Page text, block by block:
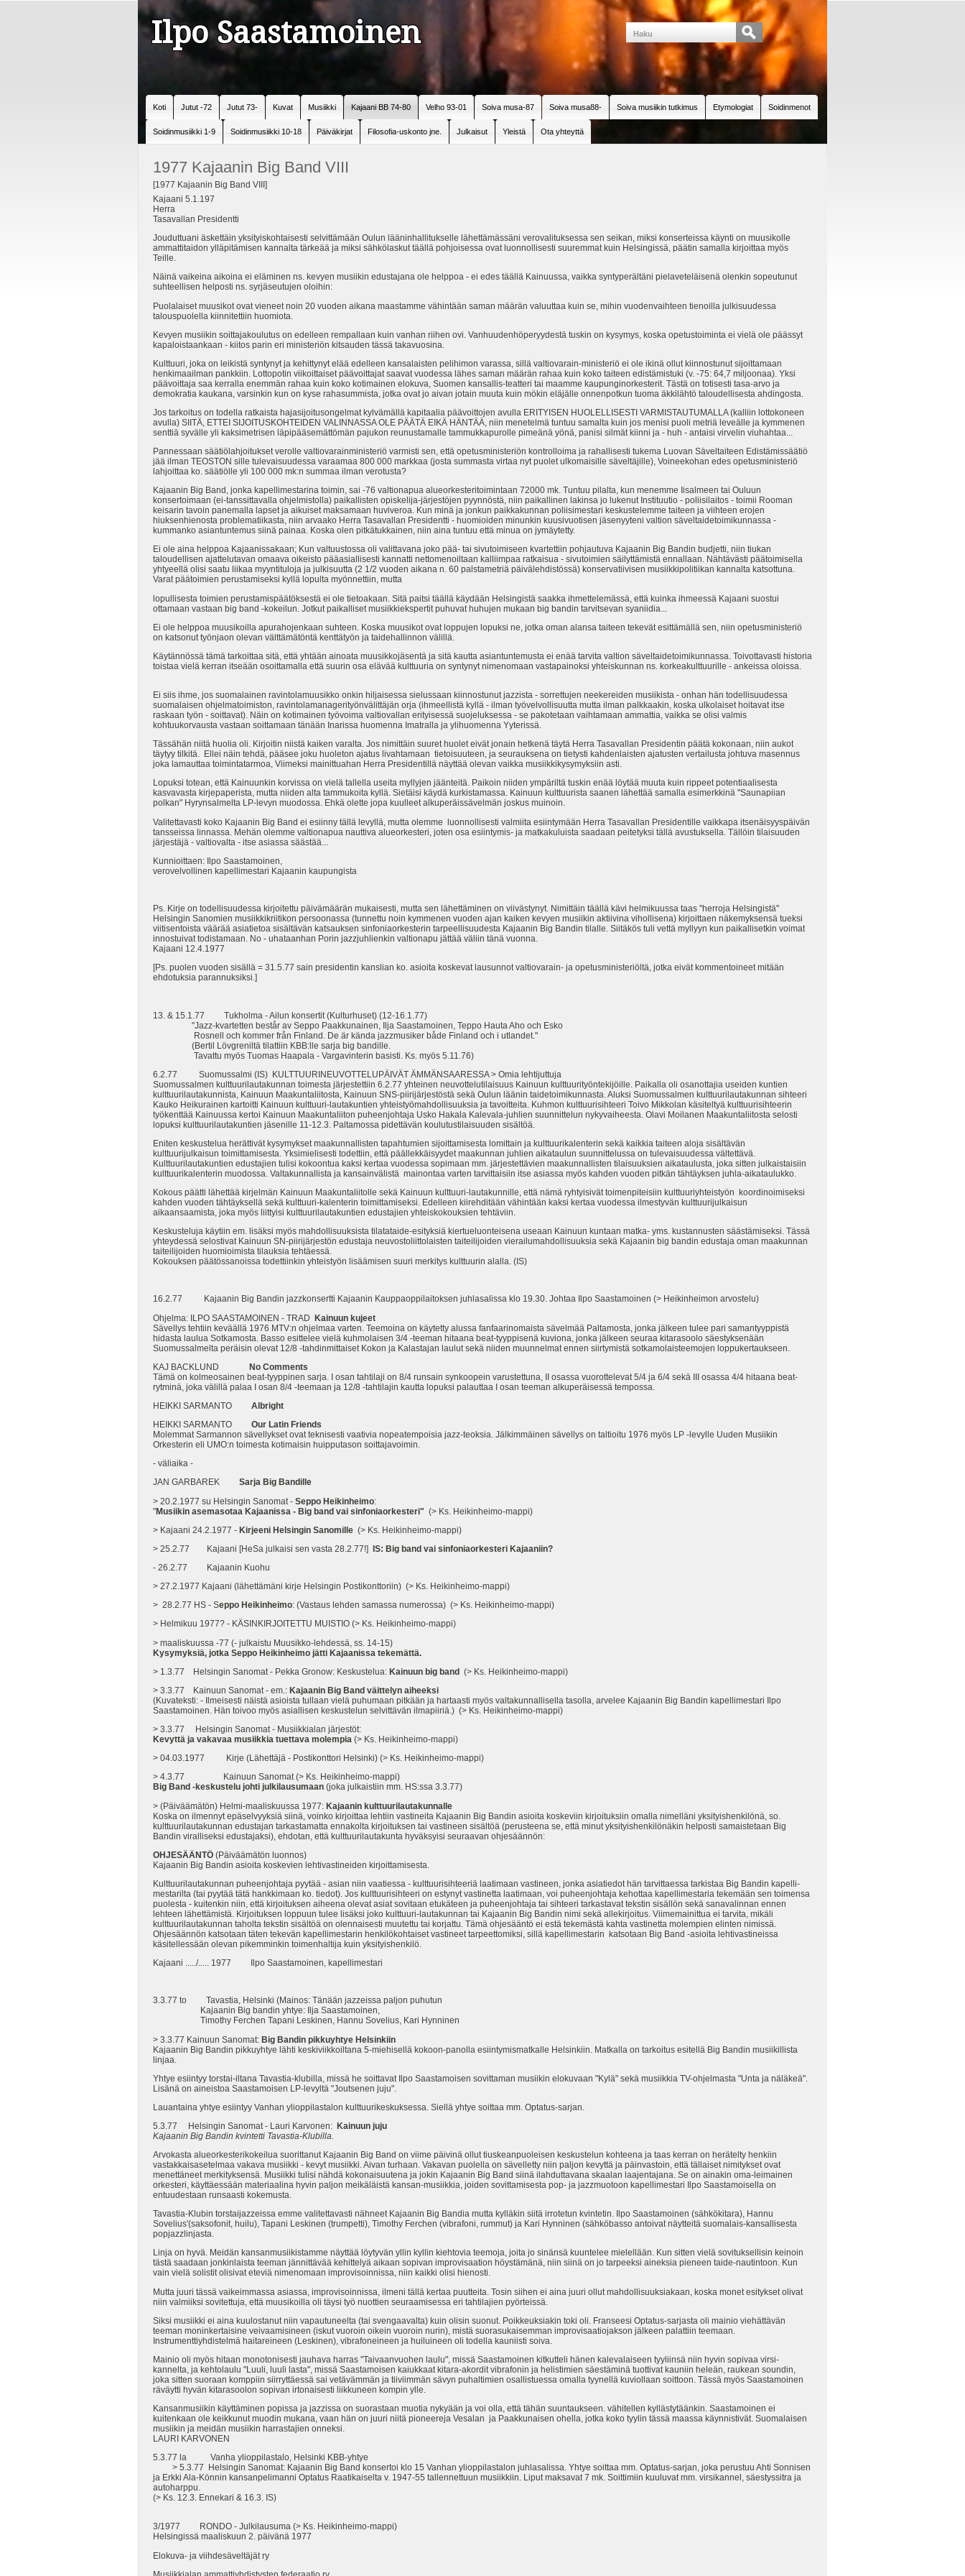
Ilpo Saastamoinen
Koti Jutut -72 Jutut 73- Kuvat Musiikki Kajaani BB 74-80 Velho 93-01 Soiva musa-87 Soiva musa88- Soiva musiikin tutkimus Etymologiat Soidinmenot
Soidinmusiikki 1-9 Soidinmusiikki 10-18 Päiväkirjat Filosofia-uskonto jne. Julkaisut Yleistä Ota yhteyttä
1977 Kajaanin Big Band VIII
[1977 Kajaanin Big Band VIII]
Kajaani 5.1.197
Herra
Tasavallan Presidentti
Jouduttuani äskettäin yksityiskohtaisesti selvittämään Oulun lääninhallitukselle lähettämässäni verovalituksessa sen seikan, miksi konserteissa käynti on muusikolle
ammattitaidon ylläpitämisen kannalta tärkeää ja miksi sähkölaskut täällä pohjoisessa ovat luonnollisesti suuremmat kuin Helsingissä, päätin samalla kirjoittaa myös
Teille.
Näinä vaikeina aikoina ei eläminen ns. kevyen musiikin edustajana ole helppoa - ei edes täällä Kainuussa, vaikka syntyperältäni pielaveteläisenä olenkin sopeutunut
suhteellisen helposti ns. syrjäseutujen oloihin:
Puolalaiset muusikot ovat vieneet noin 20 vuoden aikana maastamme vähintään saman määrän valuuttaa kuin se, mihin vuodenvaihteen tienoilla julkisuudessa
talouspuolella kiinnitettiin huomiota.
Kevyen musiikin soittajakoulutus on edelleen rempallaan kuin vanhan riihen ovi. Vanhuudenhöperyydestä tuskin on kysymys, koska opetustoiminta ei vielä ole päässyt
kapaloistaankaan - kiitos parin eri ministeriön kitsauden tässä takavuosina.
Kulttuuri, joka on leikistä syntynyt ja kehittynyt elää edelleen kansalaisten pelihimon varassa, sillä valtiovarain-ministeriö ei ole ikinä ollut kiinnostunut sijoittamaan
henkimaailman pankkiin. Lottopotin viikoittaiset päävoittajat saavat vuodessa lähes saman määrän rahaa kuin koko taiteen edistämistuki (v. -75: 64,7 miljoonaa). Yksi
päävoittaja saa kerralla enemmän rahaa kuin koko kotimainen elokuva, Suomen kansallis-teatteri tai maamme kaupunginorkesterit. Tästä on totisesti tasa-arvo ja
demokratia kaukana, varsinkin kun on kyse rahasummista, jotka ovat jo aivan jotain muuta kuin mökin eläjälle onnenpotkun tuoma äkkilähtö taloudellisesta ahdingosta.
Jos tarkoitus on todella ratkaista hajasijoitusongelmat kylvämällä kapitaalia päävoittojen avulla ERITYISEN HUOLELLISESTI VARMISTAUTUMALLA (kalliin lottokoneen
avulla) SIITÄ, ETTEI SIJOITUSKOHTEIDEN VALINNASSA OLE PÄÄTÄ EIKÄ HÄNTÄÄ, niin menetelmä tuntuu samalta kuin jos menisi puoli metriä leveälle ja kymmenen
senttiä syvälle yli kaksimetrisen läpipääsemättömän pajukon reunustamalle tammukkapurolle pimeänä yönä, panisi silmät kiinni ja - huh - antaisi virvelin viuhahtaa...
Pannessaan säätiölahjoitukset verolle valtiovarainministeriö varmisti sen, että opetusministeriön kontrolloima ja rahallisesti tukema Luovan Säveltaiteen Edistämissäätiö
jää ilman TEOSTON sille tulevaisuudessa varaamaa 800 000 markkaa (josta summasta virtaa nyt puolet ulkomaisille säveltäjille), Voineekohan edes opetusministeriö
lahjoittaa ko. säätiölle yli 100 000 mk:n summaa ilman verotusta?
Kajaanin Big Band, jonka kapellimestarina toimin, sai -76 valtionapua alueorkesteritoimintaan 72000 mk. Tuntuu pilalta, kun menemme Iisalmeen tai Ouluun
konsertoimaan (ei-tanssittavalla ohjelmistolla) paikallisten opiskelija-järjestöjen pyynnöstä, niin paikallinen lakinsa jo lukenut Instituutio - poliisilaitos - toimii Rooman
keisarin tavoin panemalla lapset ja aikuiset maksamaan huviveroa. Kun minä ja jonkun paikkakunnan poliisimestari keskustelemme taiteen ja viihteen erojen
hiuksenhienosta problematiikasta, niin arvaako Herra Tasavallan Presidentti - huomioiden minunkin kuusivuotisen jäsenyyteni valtion säveltaidetoimikunnassa -
kummanko asiantuntemus siinä painaa. Koska olen pitkätukkainen, niin aina tuntuu että minua on jymäytetty.
Ei ole aina helppoa Kajaanissakaan; Kun valtuustossa oli valittavana joko pää- tai sivutoimiseen kvartettiin pohjautuva Kajaanin Big Bandin budjetti, niin tiukan
taloudellisen ajattelutavan omaava oikeisto pääasiallisesti kannatti nettomenoiltaan kalliimpaa ratkaisua - sivutoimien säilyttämistä ennallaan. Nähtävästi päätoimisella
yhtyeellä olisi saatu liikaa myyntituloja ja julkisuutta (2 1/2 vuoden aikana n. 60 palstametriä päivälehdistössä) konservatiivisen musiikkipolitiikan kannalta katsottuna.
Varat päätoimien perustamiseksi kyllä lopulta myönnettiin, mutta
lopullisesta toimien perustamispäätöksestä ei ole tietoakaan. Sitä paitsi täällä käydään Helsingistä saakka ihmettelemässä, että kuinka ihmeessä Kajaani suostui
ottamaan vastaan big band -kokeilun. Jotkut paikalliset musiikkiekspertit puhuvat huhujen mukaan big bandin tarvitsevan syaniidia...
Ei ole helppoa muusikoilla apurahojenkaan suhteen. Koska muusikot ovat loppujen lopuksi ne, jotka oman alansa taiteen tekevät esittämällä sen, niin opetusministeriö
on katsonut työnjaon olevan välttämätöntä kenttätyön ja taidehallinnon välillä.
Käytännössä tämä tarkoittaa sitä, että yhtään ainoata muusikkojäsentä ja sitä kautta asiantuntemusta ei enää tarvita valtion säveltaidetoimikunnassa. Toivottavasti historia
toistaa vielä kerran itseään osoittamalla että suurin osa elävää kulttuuria on syntynyt nimenomaan vastapainoksi yhteiskunnan ns. korkeakulttuurille - ankeissa oloissa.
Ei siis ihme, jos suomalainen ravintolamuusikko onkin hiljaisessa sielussaan kiinnostunut jazzista - sorrettujen neekereiden musiikista - onhan hän todellisuudessa
suomalaisen ohjelmatoimiston, ravintolamanagerityönvälittäjän orja (ihmeellistä kyllä - ilman työvelvollisuutta mutta ilman palkkaakin, koska ulkolaiset hoitavat itse
raskaan työn - soittavat). Näin on kotimainen työvoima valtiovallan erityisessä suojeluksessa - se pakotetaan vaihtamaan ammattia, vaikka se olisi valmis
kohtuukorvausta vastaan soittamaan tänään Inarissa huomenna Imatralla ja ylihuomenna Yyterissä.
Tässähän niitä huolia oli. Kirjoitin niistä kaiken varalta. Jos nimittäin suuret huolet eivät jonain hetkenä täytä Herra Tasavallan Presidentin päätä kokonaan, niin aukot
täytyy tilkitä. Ellei näin tehdä, pääsee joku huoleton ajatus livahtamaan tietoisuuteen, ja seurauksena on tietysti kahdenlaisten ajatusten vertailusta johtuva masennus
joka lamauttaa toimintatarmoa, Viimeksi mainittuahan Herra Presidentillä näyttää olevan vaikka musiikkikysymyksiin asti.
Lopuksi totean, että Kainuunkin korvissa on vielä tallella useita myllyjen jäänteitä. Paikoin niiden ympäriltä tuskin enää löytää muuta kuin rippeet potentiaalisesta
kasvavasta kirjepaperista, mutta niiden alta tammukoita kyllä. Sietäisi käydä kurkistamassa. Kainuun kulttuurista saanen lähettää samalla esimerkkinä "Saunapiian
polkan" Hyrynsalmelta LP-levyn muodossa. Ehkä olette jopa kuulleet alkuperäissävelmän joskus muinoin.
Valitettavasti koko Kajaanin Big Band ei esiinny tällä levyllä, mutta olemme luonnollisesti valmiita esiintymään Herra Tasavallan Presidentille vaikkapa itsenäisyyspäivän
tansseissa linnassa. Mehän olemme valtionapua nauttiva alueorkesteri, joten osa esiintymis- ja matkakuluista saadaan peitetyksi tällä avustuksella. Tällöin tilaisuuden
järjestäjä - valtiovalta - itse asiassa säästää...
Kunnioittaen: Ilpo Saastamoinen,
verovelvollinen kapellimestari Kajaanin kaupungista
Ps. Kirje on todellisuudessa kirjoitettu päivämäärän mukaisesti, mutta sen lähettäminen on viivästynyt. Nimittäin täällä kävi helmikuussa taas "herroja Helsingistä"
Helsingin Sanomien musiikkikriitikon persoonassa (tunnettu noin kymmenen vuoden ajan kaiken kevyen musiikin aktiivina vihollisena) kirjoittaen näkemyksensä tueksi
viitisentoista väärää asiatietoa sisältävän katsauksen sinfoniaorkesterin tarpeellisuudesta Kajaanin Big Bandin tilalle. Siitäkös tuli vettä myllyyn kun paikallisetkin voimat
innostuivat todistamaan. No - uhataanhan Porin jazzjuhlienkin valtionapu jättää väliin tänä vuonna.
Kajaani 12.4.1977
[Ps. puolen vuoden sisällä = 31.5.77 sain presidentin kanslian ko. asioita koskevat lausunnot valtiovarain- ja opetusministeriöltä, jotka eivät kommentoineet mitään
ehdotuksia parannuksiksi.]
13. & 15.1.77 Tukholma - Ailun konsertit (Kulturhuset) (12-16.1.77)
"Jazz-kvartetten består av Seppo Paakkunainen, Ilja Saastamoinen, Teppo Hauta Aho och Esko
Rosnell och kommer från Finland. De är kända jazzmusiker både Finland och i utlandet."
(Bertil Lövgreniltä tilattiin KBB:lle sarja big bandille.
Tavattu myös Tuomas Haapala - Vargavinterin basisti. Ks. myös 5.11.76)
6.2.77 Suomussalmi (IS) KULTTUURINEUVOTTELUPÄIVÄT ÄMMÄNSAARESSA > Omia lehtijuttuja
Suomussalmen kulttuurilautakunnan toimesta järjestettiin 6.2.77 yhteinen neuvottelutilaisuus Kainuun kulttuurityöntekijöille. Paikalla oli osanottajia useiden kuntien
kulttuurilautakunnista, Kainuun Maakuntaliitosta, Kainuun SNS-piirijärjestöstä sekä Oulun läänin taidetoimikunnasta. Aluksi Suomussalmen kulttuurilautakunnan sihteeri
Kauko Heikurainen kartoitti Kainuun kulttuuri-lautakuntien yhteistyömahdollisuuksia ja tavoitteita. Kuhmon kulttuurisihteeri Toivo Mikkolan käsiteltyä kulttuurisihteerin
työkenttää Kainuussa kertoi Kainuun Maakuntaliiton puheenjohtaja Usko Hakala Kalevala-juhlien suunnittelun nykyvaiheesta. Olavi Moilanen Maakuntaliitosta selosti
lopuksi kulttuurilautakuntien jäsenille 11-12.3. Paltamossa pidettävän koulutustilaisuuden sisältöä.
Eniten keskustelua herättivät kysymykset maakunnallisten tapahtumien sijoittamisesta lomittain ja kulttuurikalenterin sekä kaikkia taiteen aloja sisältävän
kulttuurijulkaisun toimittamisesta. Yksimielisesti todettiin, että päällekkäisyydet maakunnan juhlien aikataulun suunnittelussa on tulevaisuudessa vältettävä.
Kulttuurilautakuntien edustajien tulisi kokoontua kaksi kertaa vuodessa sopimaan mm. järjestettävien maakunnallisten tilaisuuksien aikataulusta, joka sitten julkaistaisiin
kulttuurikalenterin muodossa. Valtakunnallista ja kansainvälistä mainontaa varten tarvittaisiin itse asiassa myös kahden vuoden pitkän tähtäyksen juhla-aikataulukko.
Kokous päätti lähettää kirjelmän Kainuun Maakuntaliitolle sekä Kainuun kulttuuri-lautakunnille, että nämä ryhtyisivät toimenpiteisiin kulttuuriyhteistyön koordinoimiseksi
kahden vuoden tähtäyksellä sekä kulttuuri-kalenterin toimittamiseksi. Edelleen kiirehditään vähintään kaksi kertaa vuodessa ilmestyvän kulttuurijulkaisun
aikaansaamista, joka myös liittyisi kulttuurilautakuntien edustajien yhteiskokouksien tehtäviin.
Keskusteluja käytiin em. lisäksi myös mahdollisuuksista tilatataide-esityksiä kiertueluonteisena useaan Kainuun kuntaan matka- yms. kustannusten säästämiseksi. Tässä
yhteydessä selostivat Kainuun SN-piirijärjestön edustaja neuvostoliittolaisten taiteilijoiden vierailumahdollisuuksia sekä Kajaanin big bandin edustaja oman maakunnan
taiteilijoiden huomioimista tilauksia tehtäessä.
Kokouksen päätössanoissa todettiinkin yhteistyön lisäämisen suuri merkitys kulttuurin alalla. (IS)
16.2.77 Kajaanin Big Bandin jazzkonsertti Kajaanin Kauppaoppilaitoksen juhlasalissa klo 19.30. Johtaa Ilpo Saastamoinen (> Heikinheimon arvostelu)
Ohjelma: ILPO SAASTAMOINEN - TRAD Kainuun kujeet
Sävellys tehtiin keväällä 1976 MTV:n ohjelmaa varten. Teemoina on käytetty alussa fanfaarinomaista sävelmää Paltamosta, jonka jälkeen tulee pari samantyyppistä
hidasta laulua Sotkamosta. Basso esittelee vielä kuhmolaisen 3/4 -teeman hitaana beat-tyyppisenä kuviona, jonka jälkeen seuraa kitarasoolo säestyksenään
Suomussalmelta peräisin olevat 12/8 -tahdinmittaiset Kokon ja Kalastajan laulut sekä niiden muunnelmat ennen siirtymistä sotkamolaisteemojen loppukertaukseen.
KAJ BACKLUND No Comments
Tämä on kolmeosainen beat-tyyppinen sarja. I osan tahtilaji on 8/4 runsain synkoopein varustettuna, II osassa vuorottelevat 5/4 ja 6/4 sekä III osassa 4/4 hitaana beat-
rytminä, joka välillä palaa I osan 8/4 -teemaan ja 12/8 -tahtilajin kautta lopuksi palauttaa I osan teeman alkuperäisessä tempossa.
HEIKKI SARMANTO Albright
HEIKKI SARMANTO Our Latin Friends
Molemmat Sarmannon sävellykset ovat teknisesti vaativia nopeatempoisia jazz-teoksia. Jälkimmäinen sävellys on taltioitu 1976 myös LP -levylle Uuden Musiikin
Orkesterin eli UMO:n toimesta kotimaisin huipputason soittajavoimin.
- väliaika -
JAN GARBAREK Sarja Big Bandille
> 20.2.1977 su Helsingin Sanomat - Seppo Heikinheimo:
"Musiikin asemasotaa Kajaanissa - Big band vai sinfoniaorkesteri" (> Ks. Heikinheimo-mappi)
> Kajaani 24.2.1977 - Kirjeeni Helsingin Sanomille (> Ks. Heikinheimo-mappi)
> 25.2.77 Kajaani [HeSa julkaisi sen vasta 28.2.77!] IS: Big band vai sinfoniaorkesteri Kajaaniin?
- 26.2.77 Kajaanin Kuohu
> 27.2.1977 Kajaani (lähettämäni kirje Helsingin Postikonttoriin) (> Ks. Heikinheimo-mappi)
> 28.2.77 HS - Seppo Heikinheimo: (Vastaus lehden samassa numerossa) (> Ks. Heikinheimo-mappi)
> Helmikuu 1977? - KÄSINKIRJOITETTU MUISTIO (> Ks. Heikinheimo-mappi)
> maaliskuussa -77 (- julkaistu Muusikko-lehdessä, ss. 14-15)
Kysymyksiä, jotka Seppo Heikinheimo jätti Kajaanissa tekemättä.
> 1.3.77 Helsingin Sanomat - Pekka Gronow: Keskustelua: Kainuun big band (> Ks. Heikinheimo-mappi)
> 3.3.77 Kainuun Sanomat - em.: Kajaanin Big Band väittelyn aiheeksi
(Kuvateksti: - Ilmeisesti näistä asioista tullaan vielä puhumaan pitkään ja hartaasti myös valtakunnallisella tasolla, arvelee Kajaanin Big Bandin kapellimestari Ilpo
Saastamoinen. Hän toivoo myös asiallisen keskustelun selvittävän ilmapiiriä.) (> Ks. Heikinheimo-mappi)
> 3.3.77 Helsingin Sanomat - Musiikkialan järjestöt:
Kevyttä ja vakavaa musiikkia tuettava molempia (> Ks. Heikinheimo-mappi)
> 04.03.1977 Kirje (Lähettäjä - Postikonttori Helsinki) (> Ks. Heikinheimo-mappi)
> 4.3.77 Kainuun Sanomat (> Ks. Heikinheimo-mappi)
Big Band -keskustelu johti julkilausumaan (joka julkaistiin mm. HS:ssa 3.3.77)
> (Päiväämätön) Helmi-maaliskuussa 1977: Kajaanin kulttuurilautakunnalle
Koska on ilmennyt epäselvyyksiä siinä, voinko kirjoittaa lehtiin vastineita Kajaanin Big Bandin asioita koskeviin kirjoituksiin omalla nimelläni yksityishenkilönä, so.
kulttuurilautakunnan edustajan tarkastamatta ennakolta kirjoituksen tai vastineen sisältöä (perusteena se, että minut yksityishenkilönäkin helposti samaistetaan Big
Bandin viralliseksi edustajaksi), ehdotan, että kulttuurilautakunta hyväksyisi seuraavan ohjesäännön:
OHJESÄÄNTÖ (Päiväämätön luonnos)
Kajaanin Big Bandin asioita koskevien lehtivastineiden kirjoittamisesta.
Kulttuurilautakunnan puheenjohtaja pyytää - asian niin vaatiessa - kulttuurisihteeriä laatimaan vastineen, jonka asiatiedot hän tarvittaessa tarkistaa Big Bandin kapelli-
mestarilta (tai pyytää tätä hankkimaan ko. tiedot). Jos kulttuurisihteeri on estynyt vastinetta laatimaan, voi puheenjohtaja kehottaa kapellimestaria tekemään sen toimensa
puolesta - kuitenkin niin, että kirjoituksen aiheena olevat asiat sovitaan etukäteen ja puheenjohtaja tai sihteeri tarkastavat tekstin sisällön sekä sanavalinnan ennen
lehteen lähettämistä. Kirjoituksen loppuun tulee lisäksi joko kulttuuri-lautakunnan tai Kajaanin Big Bandin nimi sekä allekirjoitus. Viimemainittua ei tarvita, mikäli
kulttuurilautakunnan taholta tekstin sisältöä on olennaisesti muutettu tai korjattu. Tämä ohjesääntö ei estä tekemästä kahta vastinetta molempien elinten nimissä.
Ohjesäännön katsotaan täten tekevän kapellimestarin henkilökohtaiset vastineet tarpeettomiksi, sillä kapellimestarin katsotaan Big Band -asioita lehtivastineissa
käsitellessään olevan pikemminkin toimenhaltija kuin yksityishenkilö.
Kajaani ...../..... 1977 Ilpo Saastamoinen, kapellimestari
3.3.77 to Tavastia, Helsinki (Mainos: Tänään jazzeissa paljon puhutun
Kajaanin Big bandin yhtye: Ilja Saastamoinen,
Timothy Ferchen Tapani Leskinen, Hannu Sovelius, Kari Hynninen
> 3.3.77 Kainuun Sanomat: Big Bandin pikkuyhtye Helsinkiin
Kajaanin Big Bandin pikkuyhtye lähti keskiviikkoiltana 5-miehisellä kokoon-panolla esiintymismatkalle Helsinkiin. Matkalla on tarkoitus esitellä Big Bandin musiikillista
linjaa.
Yhtye esiintyy torstai-iltana Tavastia-klubilla, missä he soittavat Ilpo Saastamoisen sovittaman musiikin elokuvaan "Kylä" sekä musiikkia TV-ohjelmasta "Unta ja näläkeä".
Lisänä on aineistoa Saastamoisen LP-levyltä "Joutsenen juju".
Lauantaina yhtye esiintyy Vanhan ylioppilastalon kulttuurikeskuksessa. Siellä yhtye soittaa mm. Optatus-sarjan.
5.3.77 Helsingin Sanomat - Lauri Karvonen: Kainuun juju
Kajaanin Big Bandin kvintetti Tavastia-Klubilla.
Arvokasta alueorkesterikokeilua suorittanut Kajaanin Big Band on viime päivinä ollut tiuskeanpuoleisen keskustelun kohteena ja taas kerran on herätelty henkiin
vastakkaisasetelmaa vakava musiikki - kevyt musiikki. Aivan turhaan. Vakavan puolella on sävelletty niin paljon kevyttä ja päinvastoin, että tällaiset nimitykset ovat
menettäneet merkityksensä. Musiikki tulisi nähdä kokonaisuutena ja jokin Kajaanin Big Band siinä ilahduttavana skaalan laajentajana. Se on ainakin oma-leimainen
orkesteri, käyttäessään materiaalina hyvin paljon meikäläistä kansan-musiikkia, joiden sovittamisesta pop- ja jazzmuotoon kapellimestari Ilpo Saastamoisella on
entuudestaan runsaasti kokemusta.
Tavastia-Klubin torstaijazzeissa emme valitettavasti nähneet Kajaanin Big Bandia mutta kylläkin siitä irrotetun kvintetin. Ilpo Saastamoinen (sähkökitara), Hannu
Sovelius'(saksofonit, huilu), Tapani Leskinen (trumpetti), Timothy Ferchen (vibrafoni, rummut) ja Kari Hynninen (sähköbasso antoivat näytteitä suomalais-kansallisesta
popjazzlinjasta.
Linja on hyvä. Meidän kansanmusiikistamme näyttää löytyvän yllin kyllin kiehtovia teemoja, joita jo sinänsä kuuntelee mielellään. Kun sitten vielä sovituksellisin keinoin
tästä saadaan jonkinlaista teeman jännittävää kehittelyä aikaan sopivan improvisaation höystämänä, niin siinä on jo tarpeeksi aineksia pieneen taide-nautintoon. Kun
vain vielä solistit olisivat eteviä nimenomaan improvisoinnissa, niin kaikki olisi hienosti.
Mutta juuri tässä vaikeimmassa asiassa, improvisoinnissa, ilmeni tällä kertaa puutteita. Tosin siihen ei aina juuri ollut mahdollisuuksiakaan, koska monet esitykset olivat
niin valmiiksi sovitettuja, että muusikoilla oli täysi työ nuottien seuraamisessa eri tahtilajien pyörteissä.
Siksi musiikki ei aina kuulostanut niin vapautuneelta (tai svengaavalta) kuin olisin suonut. Poikkeuksiakin toki oli. Franseesi Optatus-sarjasta oli mainio viehättävän
teeman moninkertaisine veivaamisineen (iskut vuoroin oikein vuoroin nurin), mistä suorasukaisemman improvisaatiojakson jälkeen palattiin teemaan.
Instrumenttiyhdistelmä haitareineen (Leskinen), vibrafoneineen ja huiluineen oli todella kauniisti soiva.
Mainio oli myös hitaan monotonisesti jauhava harras "Taivaanvuohen laulu", missä Saastamoinen kitkutteli hänen kalevalaiseen tyyliinsä niin hyvin sopivaa virsi-
kannelta, ja kehtolaulu "Luuli, luuli lasta", missä Saastamoisen kaiukkaat kitara-akordit vibrafonin ja helistimien säestäminä tuottivat kauniin heleän, raukean soundin,
joka sitten suoraan komppiin siirryttäessä sai vetävämmän ja tiiviimmän sävyn puhaltimien osallistuessa omalla tyynellä kuviollaan soittoon. Tässä myös Saastamoinen
räväytti hyvän kitarasoolon sopivan irtonaisesti liikkuneen kompin ylle.
Kansanmusiikin käyttäminen popissa ja jazzissa on suorastaan muotia nykyään ja voi olla, että tähän suuntaukseen. vähitellen kyllästytäänkin. Saastamoinen ei
kuitenkaan ole keikkunut muodin mukana, vaan hän on juuri niitä pioneereja Vesalan ja Paakkunaisen ohella, jotka koko tyylin tässä maassa käynnistivät. Suomalaisen
musiikin ja meidän musiikin harrastajien onneksi.
LAURI KARVONEN
5.3.77 la Vanha ylioppilastalo, Helsinki KBB-yhtye
> 5.3.77 Helsingin Sanomat: Kajaanin Big Band konsertoi klo 15 Vanhan ylioppilastalon juhlasalissa. Yhtye soittaa mm. Optatus-sarjan, joka perustuu Ahti Sonnisen
ja Erkki Ala-Könnin kansanpelimanni Optatus Raatikaiselta v. 1947-55 tallennettuun musiikkiin. Liput maksavat 7 mk. Soittimiin kuuluvat mm. virsikannel, säestyssitra ja
autoharppu.
(> Ks. 12.3. Ennekari & 16.3. IS)
3/1977 RONDO - Julkilausuma (> Ks. Heikinheimo-mappi)
Helsingissä maaliskuun 2. päivänä 1977
Elokuva- ja viihdesäveltäjät ry